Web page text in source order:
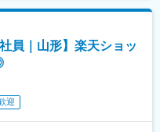
経験後はマネジメントや本部
リア形成ができます。まずは
ただきます。
15名で運営。チームワークを
員｜山形】楽天ショッ
迎